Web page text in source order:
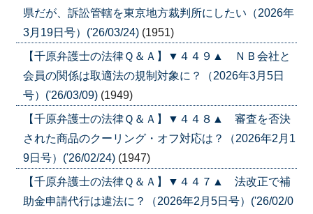
県だが、訴訟管轄を東京地方裁判所にしたい（2026年
3月19日号）('26/03/24) (1951)
【千原弁護士の法律Ｑ＆Ａ】▼４４９▲ ＮＢ会社と
会員の関係は取適法の規制対象に？（2026年3月5日
号）('26/03/09) (1949)
【千原弁護士の法律Ｑ＆Ａ】▼４４８▲ 審査を否決
された商品のクーリング・オフ対応は？（2026年2月1
9日号）('26/02/24) (1947)
【千原弁護士の法律Ｑ＆Ａ】▼４４７▲ 法改正で補
助金申請代行は違法に？（2026年2月5日号）('26/02/0